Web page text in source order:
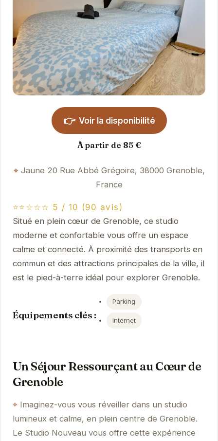
👉 Voir la disponibilité
À partir de 85 €
Jaune 20 Rue Abbé Grégoire, 38000 Grenoble,
France
⭐⭐☆☆☆ 5 / 10 (90 avis)
Situé en plein cœur de Grenoble, ce studio
moderne et confortable vous offre un espace
calme et connecté. À proximité des transports en
commun et des attractions principales de la ville, il
est le pied-à-terre idéal pour explorer Grenoble.
Équipements clés :
Parking
Internet
Un Séjour Ressourçant au Cœur de
Grenoble
Imaginez-vous vous réveiller dans un studio
lumineux et calme, en plein centre de Grenoble.
Le Studio Nouveau vous offre cette expérience